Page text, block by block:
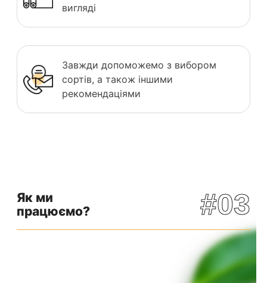
вигляді
Завжди допоможемо з вибором
сортів, а також іншими
рекомендаціями
Як ми
працюємо?
#03